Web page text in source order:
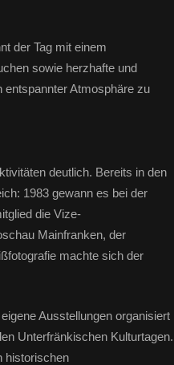
der Tag mit einem
sowie herzhafte und
entspannter Atmosphäre zu
deutlich. Bereits in den
1983 gewann es bei der
die Vize-
Mainfranken, der
machte sich der
Ausstellungen organisiert
Unterfränkischen Kulturtagen.
historischen